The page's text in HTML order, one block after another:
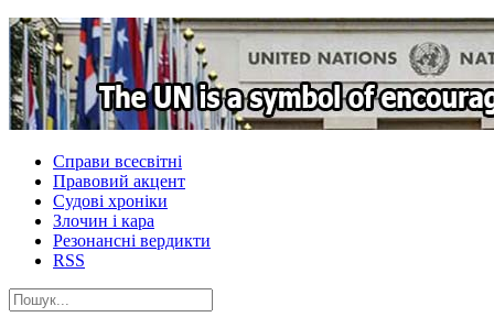
Справи всесвітні
Правовий акцент
Судові хроніки
Злочин і кара
Резонансні вердикти
RSS